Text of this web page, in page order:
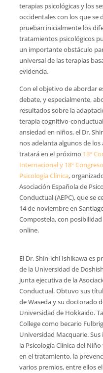
terapias psicológicas y los
occidentales con los que se
prueban inicialmente los
tratamientos psicológicos
un importante obstáculo
universal de las terapias
evidencia.
Con el objetivo de abordar
debate, y especialmente,
resultados sobre la
terapia cognitivo-
ansiedad en niños, el Dr.
nos adelanta algunos de
tratará en el próximo 13º
Internacional y 18º
Psicología Clínica,
Asociación Española de
Conductual (AEPC), que se
14 de noviembre en
Compostela, con
online.
El Dr. Shin-ichi Ishikawa es
de la Universidad de
junta ejecutiva de la
Conductual. Obtuvo sus
de Waseda y su doctorado
Universidad de Hokkaido.
College como becario
Universidad Macquarie.
la Psicología Clínica del
en el tratamiento, la
varios premios, entre ellos